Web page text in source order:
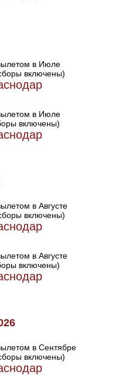
в Июле
включены)
в Июле
включены)
в Августе
включены)
в Августе
включены)
в Сентябре
включены)